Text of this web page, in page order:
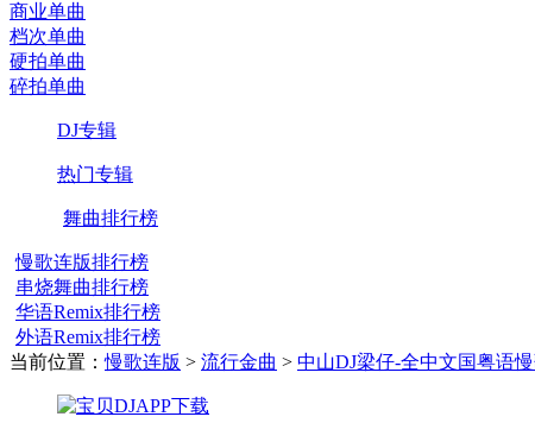
商业单曲
档次单曲
硬拍单曲
碎拍单曲
DJ专辑
热门专辑
舞曲排行榜
慢歌连版排行榜
串烧舞曲排行榜
华语Remix排行榜
外语Remix排行榜
当前位置：慢歌连版 > 流行金曲 > 中山DJ梁仔-全中文国粤语